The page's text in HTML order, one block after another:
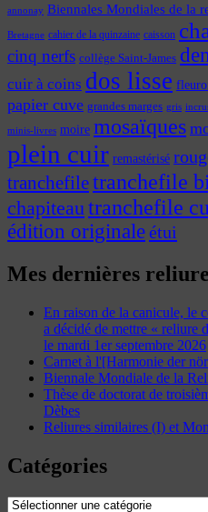
annonay Biennales Mondiales de la
Bretagne cahier de la quinzaine caisson
cinq nerfs collège Saint-James
cuir à coins dos lisse
papier cuve grandes marges gris
minis-livres moire mosaïques
plein cuir remastérisé
tranchefiletranchefile
chapiteautranchefile
édition originaleétui
Mes dernières
En raison de la canicule, le
a décidé de mettre « reliure
le mardi 1er septembre 2026
Carnet à l'[Harmonie der
Biennale Mondiale de la
Thèse de doctorat de
Dèbes
Reliures similaires (I) et
Catégories
Catégories